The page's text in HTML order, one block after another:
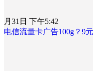
月31日 下午5:42
电信流量卡广告100g？9